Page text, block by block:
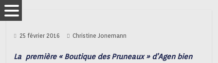
25 février 2016 Christine Jonemann
La première « Boutique des Pruneaux » d’Agen bien